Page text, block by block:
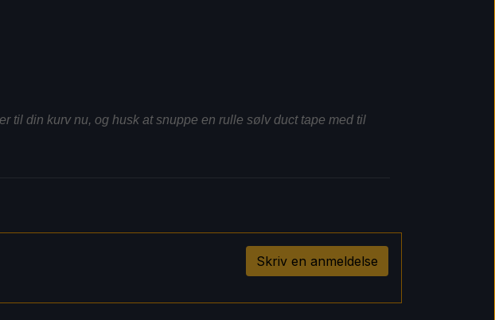
til din kurv nu, og husk at snuppe en rulle sølv duct tape med til
Skriv en anmeldelse